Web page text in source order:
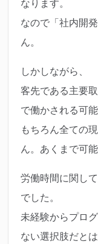
なります。
なので「社内開
ん。
しかしながら、
客先である主要
で働かされる可
もちろん全ての
ん。あくまで可
労働時間に関し
でした。
未経験からプロ
ない選択肢だとは